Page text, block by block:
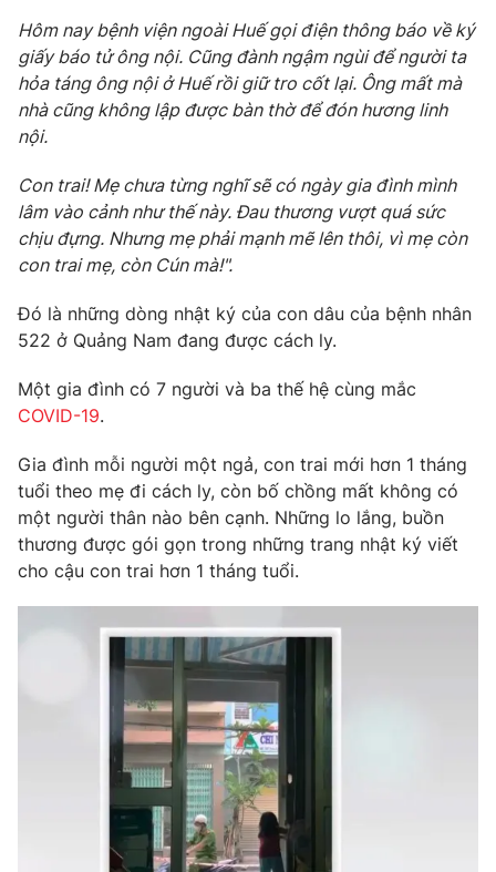
Sản phẩm
Thị trường
Tư vấn
Lịch phát sóng
Chuyên mục khác
Emagazine Podcast
Photo
Video Shorts video
VTV Money VTV Thể thao
VTV Sức khoẻ Bất động sản
Thị trường 24h Tấm lòng Việt
VTV4 Vươn mình bằng AI
VTV8
Liên hệ tòa soạn English
THỜI BÁO VTV
Hôm nay bệnh viện ngoài Huế gọi điện thông báo về ký
giấy báo tử ông nội. Cũng đành ngậm ngùi để người ta
hỏa táng ông nội ở Huế rồi giữ tro cốt lại. Ông mất mà
nhà cũng không lập được bàn thờ để đón hương linh
nội.
Con trai! Mẹ chưa từng nghĩ sẽ có ngày gia đình mình
lâm vào cảnh như thế này. Đau thương vượt quá sức
chịu đựng. Nhưng mẹ phải mạnh mẽ lên thôi, vì mẹ còn
con trai mẹ, còn Cún mà!".
Đó là những dòng nhật ký của con dâu của bệnh nhân
522 ở Quảng Nam đang được cách ly.
Một gia đình có 7 người và ba thế hệ cùng mắc
COVID-19.
Gia đình mỗi người một ngả, con trai mới hơn 1 tháng
tuổi theo mẹ đi cách ly, còn bố chồng mất không có
một người thân nào bên cạnh. Những lo lắng, buồn
thương được gói gọn trong những trang nhật ký viết
cho cậu con trai hơn 1 tháng tuổi.